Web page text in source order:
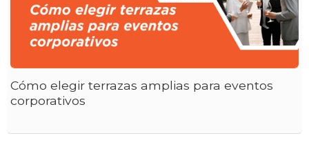
Cómo elegir terrazas amplias para eventos
corporativos